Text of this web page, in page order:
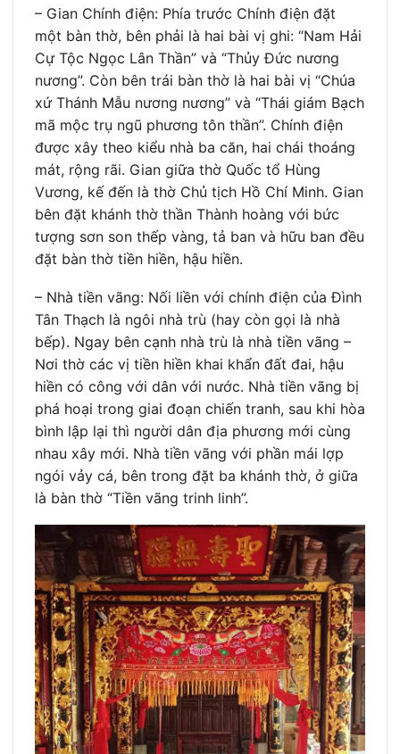
– Gian Chính điện: Phía trước Chính điện đặt
một bàn thờ, bên phải là hai bài vị ghi: “Nam Hải
Cự Tộc Ngọc Lân Thần” và “Thủy Đức nương
nương”. Còn bên trái bàn thờ là hai bài vị “Chúa
xứ Thánh Mẫu nương nương” và “Thái giám Bạch
mã mộc trụ ngũ phương tôn thần”. Chính điện
được xây theo kiểu nhà ba căn, hai chái thoáng
mát, rộng rãi. Gian giữa thờ Quốc tổ Hùng
Vương, kế đến là thờ Chủ tịch Hồ Chí Minh. Gian
bên đặt khánh thờ thần Thành hoàng với bức
tượng sơn son thếp vàng, tả ban và hữu ban đều
đặt bàn thờ tiền hiền, hậu hiền.
– Nhà tiền vãng: Nối liền với chính điện của Đình
Tân Thạch là ngôi nhà trù (hay còn gọi là nhà
bếp). Ngay bên cạnh nhà trù là nhà tiền vãng –
Nơi thờ các vị tiền hiền khai khẩn đất đai, hậu
hiền có công với dân với nước. Nhà tiền vãng bị
phá hoại trong giai đoạn chiến tranh, sau khi hòa
bình lập lại thì người dân địa phương mới cùng
nhau xây mới. Nhà tiền vãng với phần mái lợp
ngói vảy cá, bên trong đặt ba khánh thờ, ở giữa
là bàn thờ “Tiền vãng trinh linh”.